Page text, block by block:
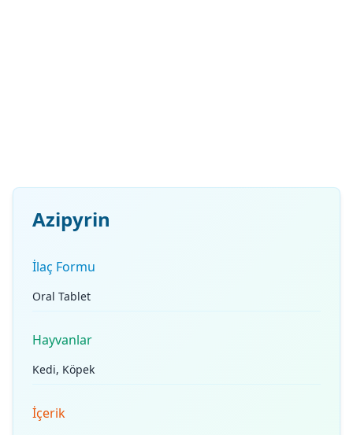
Azipyrin
İlaç Formu
Oral Tablet
Hayvanlar
Kedi, Köpek
İçerik